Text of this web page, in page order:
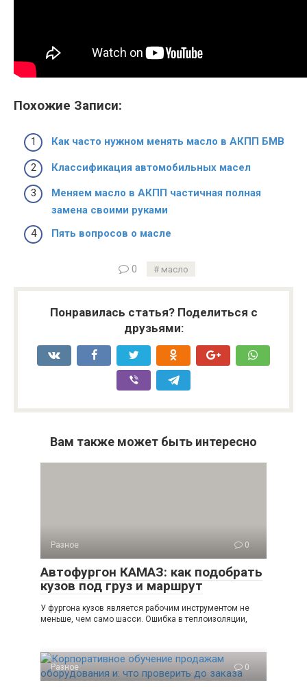
Похожие Записи:
Как часто нужном менять масло в АКПП БМВ
Классификация автомобильных масел
Меняем масло в АКПП частичная полная
замена своими руками
Пять вопросов о масле
0 масло
Понравилась статья? Поделиться с
друзьями:
Вам также может быть интересно
Разное 0
Автофургон КАМАЗ: как подобрать
кузов под груз и маршрут
У фургона кузов является рабочим инструментом не
меньше, чем само шасси. Ошибка в теплоизоляции,
Разное 0